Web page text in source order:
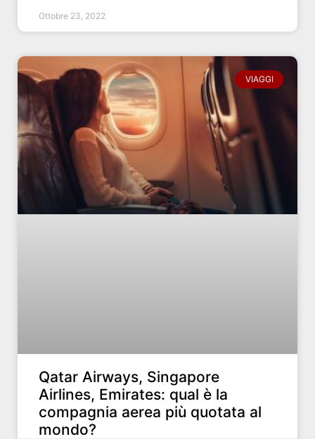
Ottobre 23, 2022
VIAGGI
Qatar Airways, Singapore
Airlines, Emirates: qual è la
compagnia aerea più quotata al
mondo?